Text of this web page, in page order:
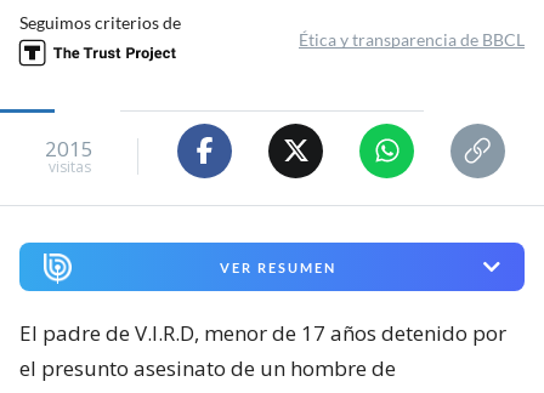
Seguimos criterios de
Ética y transparencia de BBCL
2015
visitas
VER RESUMEN
El padre de V.I.R.D, menor de 17 años detenido por
el presunto asesinato de un hombre de